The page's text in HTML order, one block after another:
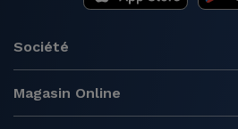
Société
Magasin Online